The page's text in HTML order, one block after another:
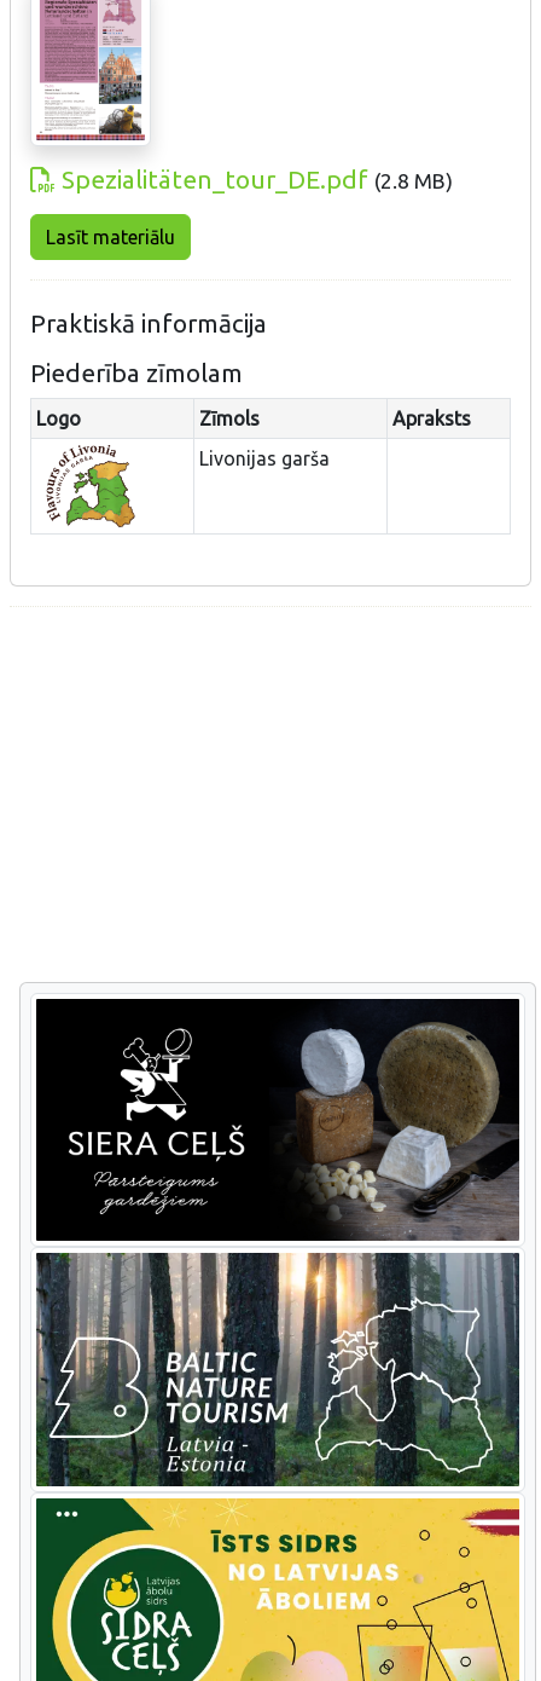
Spezialitäten_tour_DE.pdf (2.8 MB)
Lasīt materiālu
Praktiskā informācija
Piederība zīmolam
Logo Zīmols
Apraksts
Livonijas garša